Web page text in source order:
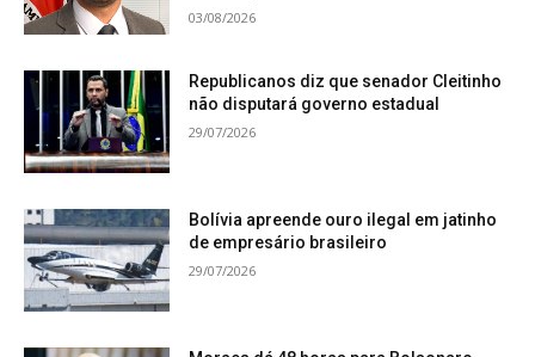
03/08/2026
Republicanos diz que senador Cleitinho
não disputará governo estadual
29/07/2026
Bolívia apreende ouro ilegal em jatinho
de empresário brasileiro
29/07/2026